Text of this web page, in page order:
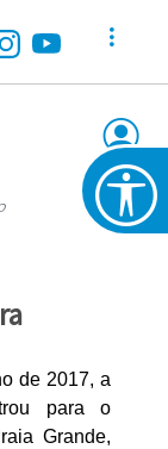
de 2017, a
para o
Grande,